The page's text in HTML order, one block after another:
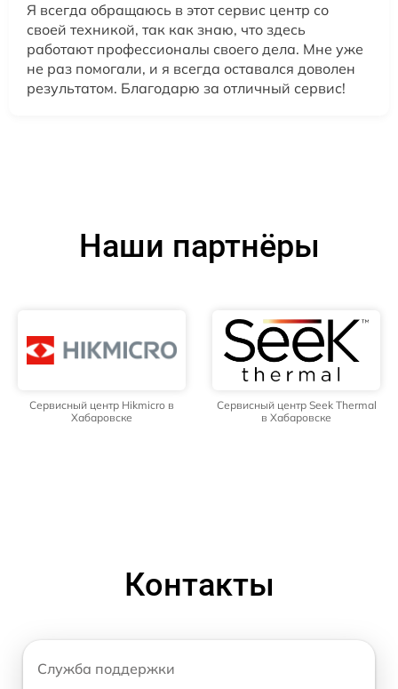
Я всегда обращаюсь в этот сервис центр со
своей техникой, так как знаю, что здесь
работают профессионалы своего дела. Мне уже
не раз помогали, и я всегда оставался доволен
результатом. Благодарю за отличный сервис!
Наши партнёры
Сервисный центр Hikmicro в
Хабаровске
Сервисный центр Seek Thermal
в Хабаровске
Контакты
Служба поддержки